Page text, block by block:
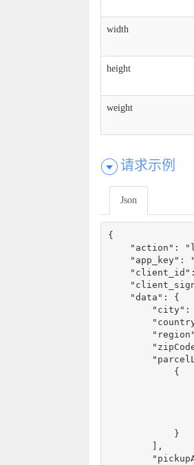
width
height
weight
请求示例
Json
{
"action":
"app_key":
    "data": {
"city":
            {
            }
        ],